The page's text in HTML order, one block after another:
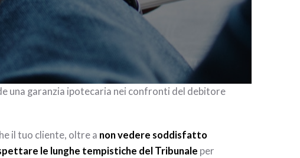
una garanzia ipotecaria nei confronti del debitore
il tuo cliente, oltre a non vedere soddisfatto
le lunghe tempistiche del Tribunale per